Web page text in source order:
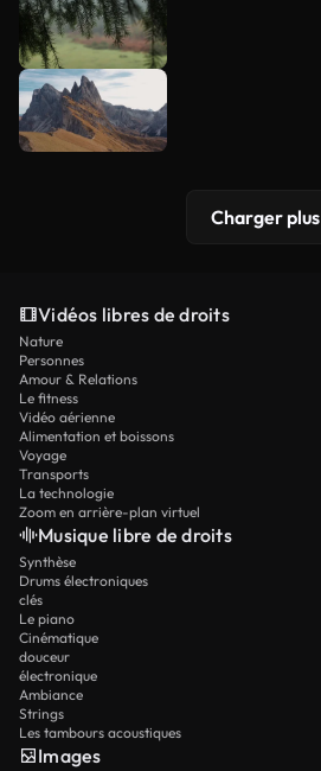
Charger plus
Vidéos libres de droits
Nature
Personnes
Amour & Relations
Le fitness
Vidéo aérienne
Alimentation et boissons
Voyage
Transports
La technologie
Zoom en arrière-plan virtuel
Musique libre de droits
Synthèse
Drums électroniques
clés
Le piano
Cinématique
douceur
électronique
Ambiance
Strings
Les tambours acoustiques
Images